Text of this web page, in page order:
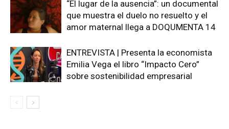
“El lugar de la ausencia”: un documental
que muestra el duelo no resuelto y el
amor maternal llega a DOQUMENTA 14
ENTREVISTA | Presenta la economista
Emilia Vega el libro “Impacto Cero”
sobre sostenibilidad empresarial